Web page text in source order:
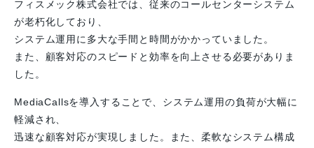
フィスメック株式会社では、従来のコールセンターシステム
が老朽化しており、
システム運用に多大な手間と時間がかかっていました。
また、顧客対応のスピードと効率を向上させる必要がありま
した。
MediaCallsを導入することで、システム運用の負荷が大幅に
軽減され、
迅速な顧客対応が実現しました。また、柔軟なシステム構成